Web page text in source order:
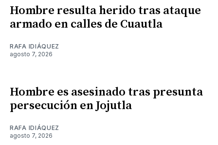
Hombre resulta herido tras ataque
armado en calles de Cuautla
RAFA IDIÁQUEZ
agosto 7, 2026
Hombre es asesinado tras presunta
persecución en Jojutla
RAFA IDIÁQUEZ
agosto 7, 2026